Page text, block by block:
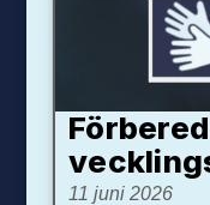
11 juni 2026